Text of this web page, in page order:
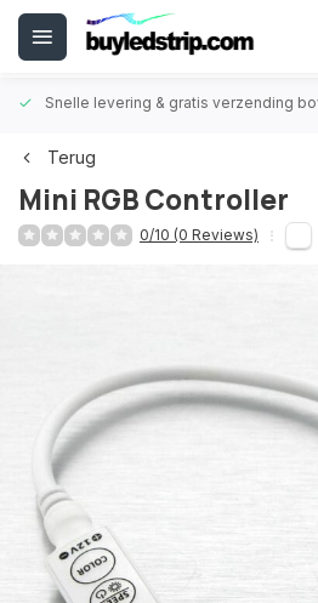
Snelle levering & gratis verzending
Terug
Mini RGB Controller
0/10 (0 Reviews)